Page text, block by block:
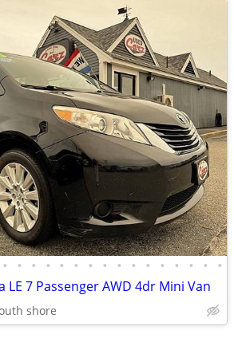
• • • • • • • • • • • • • • • •
LE 7 Passenger AWD 4dr Mini Van
shore